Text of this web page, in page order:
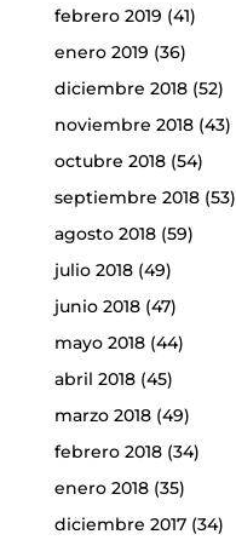
febrero 2019 (41)
enero 2019 (36)
diciembre 2018(52)
noviembre 2018(43)
octubre 2018(54)
septiembre 2018(53)
agosto 2018(59)
julio 2018(49)
junio 2018(47)
mayo 2018(44)
abril 2018(45)
marzo 2018(49)
febrero 2018(34)
enero 2018(35)
diciembre 2017(34)